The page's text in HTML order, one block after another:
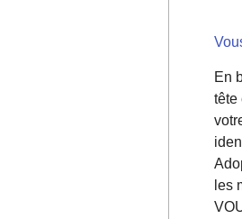
En
tête
les